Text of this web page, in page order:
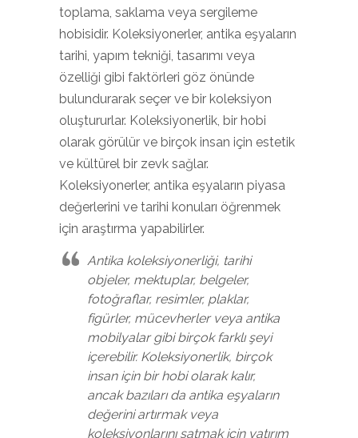
toplama, saklama veya sergileme
hobisidir. Koleksiyonerler, antika eşyaların
tarihi, yapım tekniği, tasarımı veya
özelliği gibi faktörleri göz önünde
bulundurarak seçer ve bir koleksiyon
oluştururlar. Koleksiyonerlik, bir hobi
olarak görülür ve birçok insan için estetik
ve kültürel bir zevk sağlar.
Koleksiyonerler, antika eşyaların piyasa
değerlerini ve tarihi konuları öğrenmek
için araştırma yapabilirler.
Antika koleksiyonerliği, tarihi
objeler, mektuplar, belgeler,
fotoğraflar, resimler, plaklar,
figürler, mücevherler veya antika
mobilyalar gibi birçok farklı şeyi
içerebilir. Koleksiyonerlik, birçok
insan için bir hobi olarak kalır,
ancak bazıları da antika eşyaların
değerini artırmak veya
koleksiyonlarını satmak için yatırım